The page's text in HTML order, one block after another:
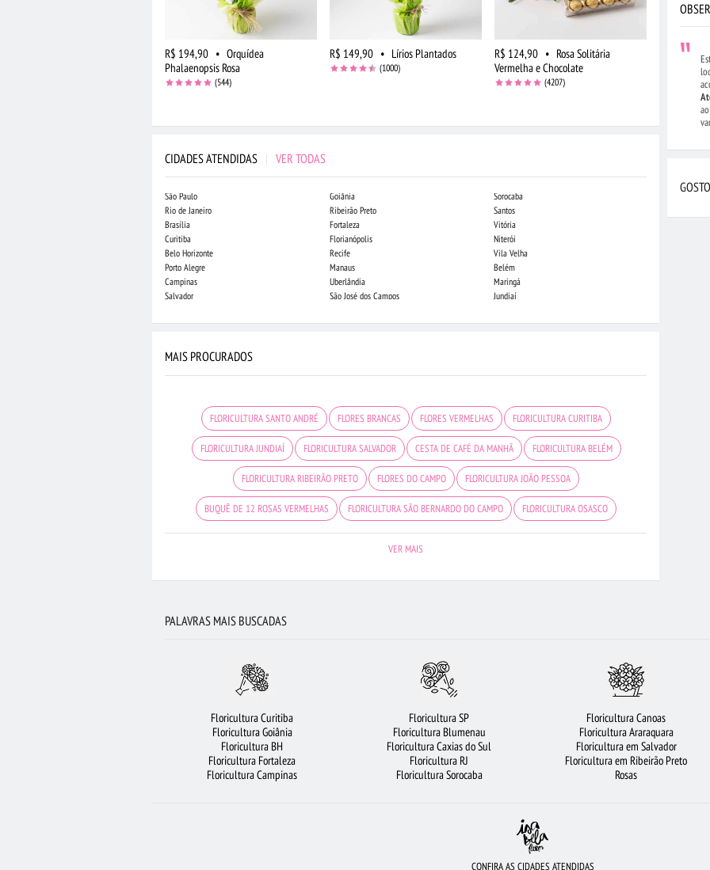
R$ 194,90 • Orquídea
Phalaenopsis Rosa
(544)
R$ 149,90 • Lírios Plantados
(1000)
R$ 124,90 • Rosa Solitária
Vermelha e Chocolate
(4207)
R$ 229,90
Vermelhas
CIDADES ATENDIDAS | VER TODAS
São Paulo
Rio de Janeiro
Brasília
Curitiba
Belo Horizonte
Porto Alegre
Campinas
Salvador
Goiânia
Ribeirão Preto
Fortaleza
Florianópolis
Recife
Manaus
Uberlândia
São José dos Campos
Sorocaba
Santos
Vitória
Niterói
Vila Velha
Belém
Maringá
Jundiaí
Campo Grande
MAIS PROCURADOS
FLORICULTURA SANTO ANDRÉ FLORES BRANCAS FLORES VERMELHAS FLORICULTURA CURITIBA
FLORICULTURA JUNDIAÍ FLORICULTURA SALVADOR CESTA DE CAFÉ DA MANHÃ FLORICULTURA BELÉM
FLORICULTURA RIBEIRÃO PRETO FLORES DO CAMPO FLORICULTURA JOÃO PESSOA
BUQUÊ DE 12 ROSAS VERMELHAS FLORICULTURA SÃO BERNARDO DO CAMPO FLORICULTURA OSASCO
MAIS BUSCADOS
URSO DE PELÚCIA
ROSAS VERMELHAS BUQUÊS DE FLORES
FLORICULTURA UBERLÂNDIA FLORICULTURA SANTOS CESTA DE CHOCOLATE FLORICULTURA BARUERI
FLORICULTURA BRASÍLIA FLORICULTURA GUARULHOS FLORICULTURA GOIÂNIA
VER MAIS
PALAVRAS MAIS BUSCADAS
Floricultura Curitiba
Floricultura Goiânia
Floricultura BH
Floricultura Fortaleza
Floricultura Campinas
Floricultura SP
Floricultura Blumenau
Floricultura Caxias do Sul
Floricultura RJ
Floricultura Sorocaba
Floricultura Canoas
Floricultura Araraquara
Floricultura em Salvador
Floricultura em Ribeirão Preto
Rosas
CONFIRA AS CIDADES ATENDIDAS